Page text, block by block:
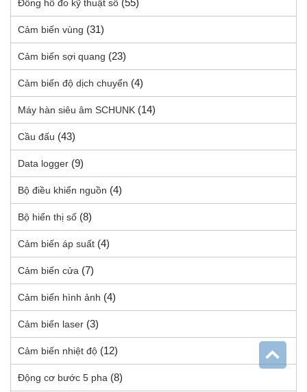
Đồng hồ đo kỹ thuật số (55)
Cảm biến vùng (31)
Cảm biến sợi quang (23)
Cảm biến độ dịch chuyển (4)
Máy hàn siêu âm SCHUNK (14)
Cầu đấu (43)
Data logger (9)
Bộ điều khiển nguồn (4)
Bộ hiển thị số (8)
Cảm biến áp suất (4)
Cảm biến cửa (7)
Cảm biến hình ảnh (4)
Cảm biến laser (3)
Cảm biến nhiệt độ (12)
Động cơ bước 5 pha (8)